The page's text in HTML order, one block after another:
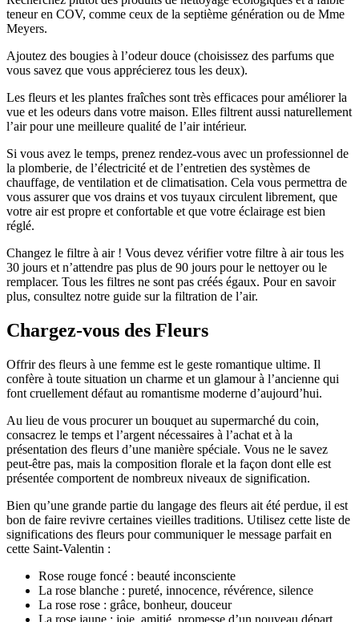
teneur en COV, comme ceux de la septième génération ou de Mme
Meyers.
Ajoutez des bougies à l’odeur douce (choisissez des parfums que
vous savez que vous apprécierez tous les deux).
Les fleurs et les plantes fraîches sont très efficaces pour améliorer la
vue et les odeurs dans votre maison. Elles filtrent aussi naturellement
l’air pour une meilleure qualité de l’air intérieur.
Si vous avez le temps, prenez rendez-vous avec un professionnel de
la plomberie, de l’électricité et de l’entretien des systèmes de
chauffage, de ventilation et de climatisation. Cela vous permettra de
vous assurer que vos drains et vos tuyaux circulent librement, que
votre air est propre et confortable et que votre éclairage est bien
réglé.
Changez le filtre à air ! Vous devez vérifier votre filtre à air tous les
30 jours et n’attendre pas plus de 90 jours pour le nettoyer ou le
remplacer. Tous les filtres ne sont pas créés égaux. Pour en savoir
plus, consultez notre guide sur la filtration de l’air.
Chargez-vous des Fleurs
Offrir des fleurs à une femme est le geste romantique ultime. Il
confère à toute situation un charme et un glamour à l’ancienne qui
font cruellement défaut au romantisme moderne d’aujourd’hui.
Au lieu de vous procurer un bouquet au supermarché du coin,
consacrez le temps et l’argent nécessaires à l’achat et à la
présentation des fleurs d’une manière spéciale. Vous ne le savez
peut-être pas, mais la composition florale et la façon dont elle est
présentée comportent de nombreux niveaux de signification.
Bien qu’une grande partie du langage des fleurs ait été perdue, il est
bon de faire revivre certaines vieilles traditions. Utilisez cette liste de
significations des fleurs pour communiquer le message parfait en
cette Saint-Valentin :
Rose rouge foncé : beauté inconsciente
La rose blanche : pureté, innocence, révérence, silence
La rose rose : grâce, bonheur, douceur
La rose jaune : joie, amitié, promesse d’un nouveau départ